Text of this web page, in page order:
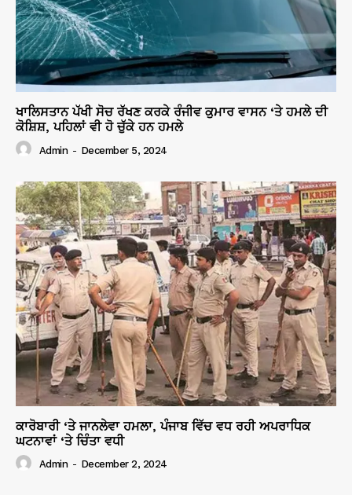
ਖਾਲਿਸਤਾਨ ਪੱਖੀ ਸੋਚ ਰੱਖਣ ਕਰਕੇ ਰੰਜੀਵ ਕੁਮਾਰ ਵਾਸਨ ‘ਤੇ ਹਮਲੇ ਦੀ
ਕੋਸ਼ਿਸ਼, ਪਹਿਲਾਂ ਵੀ ਹੋ ਚੁੱਕੇ ਹਨ ਹਮਲੇ
Admin - December 5, 2024
ਕਾਰੋਬਾਰੀ ‘ਤੇ ਜਾਨਲੇਵਾ ਹਮਲਾ, ਪੰਜਾਬ ਵਿੱਚ ਵਧ ਰਹੀ ਅਪਰਾਧਿਕ
ਘਟਨਾਵਾਂ ‘ਤੇ ਚਿੰਤਾ ਵਧੀ
Admin - December 2, 2024